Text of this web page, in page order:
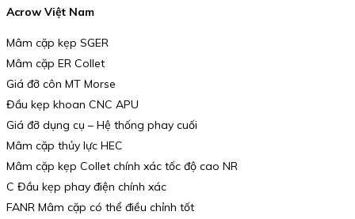
Acrow Việt Nam
Mâm cặp kẹp SGER
Mâm cặp ER Collet
Giá đỡ côn MT Morse
Đầu kẹp khoan CNC APU
Giá đỡ dụng cụ – Hệ thống phay cuối
Mâm cặp thủy lực HEC
Mâm cặp kẹp Collet chính xác tốc độ cao NR
C Đầu kẹp phay điện chính xác
FANR Mâm cặp có thể điều chỉnh tốt